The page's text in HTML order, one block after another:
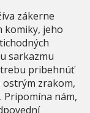
zákerne
komiky, jeho
sarkazmu
pribehnúť
ostrým zrakom,
Pripomína nám,